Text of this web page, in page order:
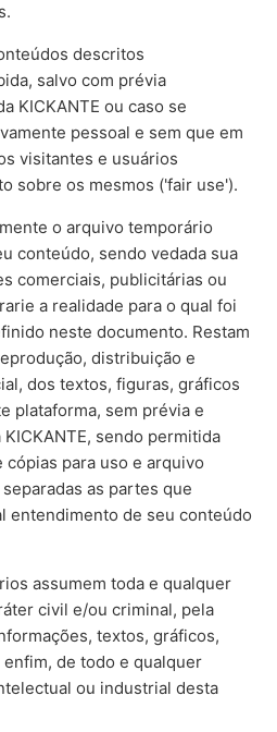
descritos
salvo com prévia
KICKANTE ou caso se
pessoal e sem que em
visitantes e usuários
sobre os mesmos ('fair use').
o arquivo temporário
conteúdo, sendo vedada sua
comerciais, publicitárias ou
a realidade para o qual foi
neste documento. Restam
distribuição e
dos textos, figuras, gráficos
plataforma, sem prévia e
sendo permitida
para uso e arquivo
as partes que
entendimento de seu conteúdo
assumem toda e qualquer
civil e/ou criminal, pela
textos, gráficos,
de todo e qualquer
ou industrial desta